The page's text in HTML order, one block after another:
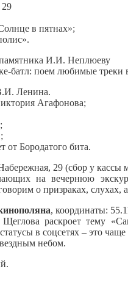
29
в пятнах»;
И.И. Неплюеву
поем любимые треки
Ленина.
Агафонова;
от Бородатого бита.
29 (сбор у кассы
на вечернюю
о призраках,
, координаты:
раскроет тему
в соцсетях – это
небом.